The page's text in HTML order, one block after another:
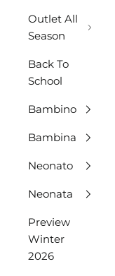
Outlet All
Season
Back To
School
Bambino
Bambina
Neonato
Neonata
Preview
Winter
2026